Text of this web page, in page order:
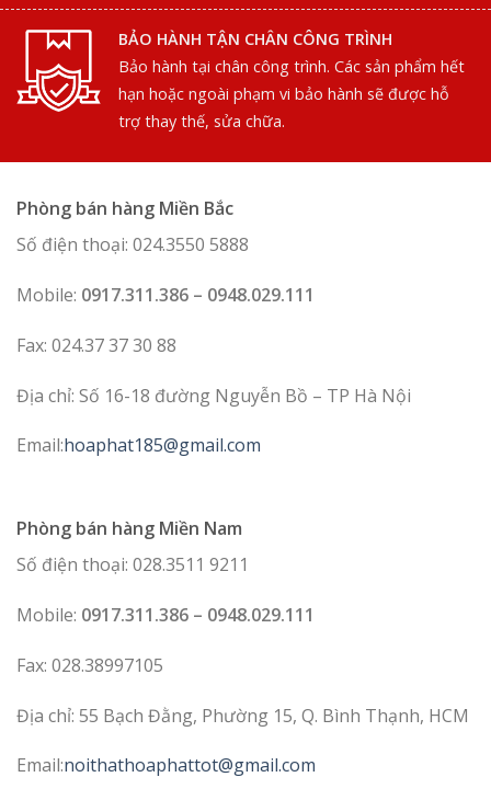
BẢO HÀNH TẬN CHÂN CÔNG TRÌNH
Bảo hành tại chân công trình. Các sản phẩm hết
hạn hoặc ngoài phạm vi bảo hành sẽ được hỗ
trợ thay thế, sửa chữa.
Phòng bán hàng Miền Bắc
Số điện thoại: 024.3550 5888
Mobile: 0917.311.386 – 0948.029.111
Fax: 024.37 37 30 88
Địa chỉ: Số 16-18 đường Nguyễn Bồ – TP Hà Nội
Email:hoaphat185@gmail.com
Phòng bán hàng Miền Nam
Số điện thoại: 028.3511 9211
Mobile: 0917.311.386 – 0948.029.111
Fax: 028.38997105
Địa chỉ: 55 Bạch Đằng, Phường 15, Q. Bình Thạnh, HCM
Email:noithathoaphattot@gmail.com